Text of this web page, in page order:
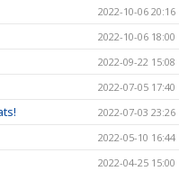
2022-10-06 20:16
2022-10-06 18:00
2022-09-22 15:08
2022-07-05 17:40
2022-07-03 23:26
2022-05-10 16:44
2022-04-25 15:00